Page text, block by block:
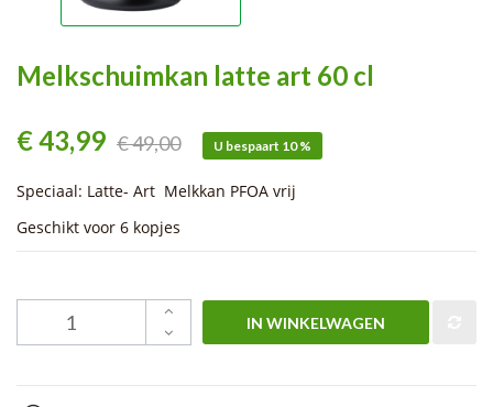
Melkschuimkan latte art 60 cl
€ 43,99 € 49,00 U bespaart 10 %
Speciaal: Latte- Art Melkkan PFOA vrij
Geschikt voor 6 kopjes
IN WINKELWAGEN